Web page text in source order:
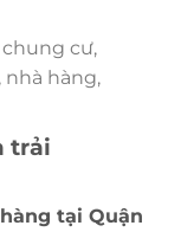
chung cư,
hàng,
trải
tại Quận